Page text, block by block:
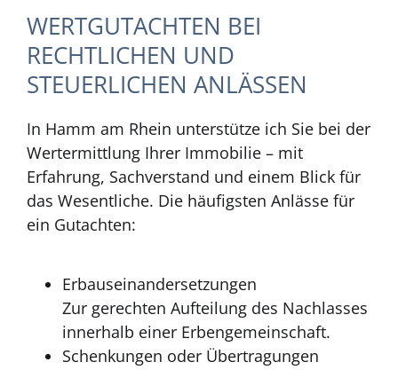
WERTGUTACHTEN BEI
RECHTLICHEN UND
STEUERLICHEN ANLÄSSEN
In Hamm am Rhein unterstütze ich Sie bei der
Wertermittlung Ihrer Immobilie – mit
Erfahrung, Sachverstand und einem Blick für
das Wesentliche. Die häufigsten Anlässe für
ein Gutachten:
Erbauseinandersetzungen
Zur gerechten Aufteilung des Nachlasses
innerhalb einer Erbengemeinschaft.
Schenkungen oder Übertragungen